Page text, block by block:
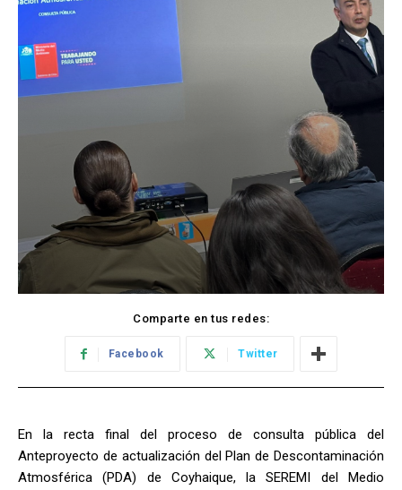
Comparte en tus redes:
Facebook Twitter
En la recta final del proceso de consulta pública del
Anteproyecto de actualización del Plan de Descontaminación
Atmosférica (PDA) de Coyhaique, la SEREMI del Medio